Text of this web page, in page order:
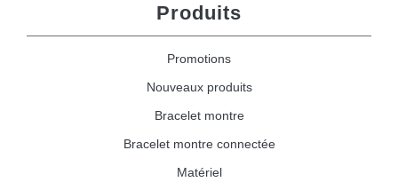
Produits
Promotions
Nouveaux produits
Bracelet montre
Bracelet montre connectée
Matériel